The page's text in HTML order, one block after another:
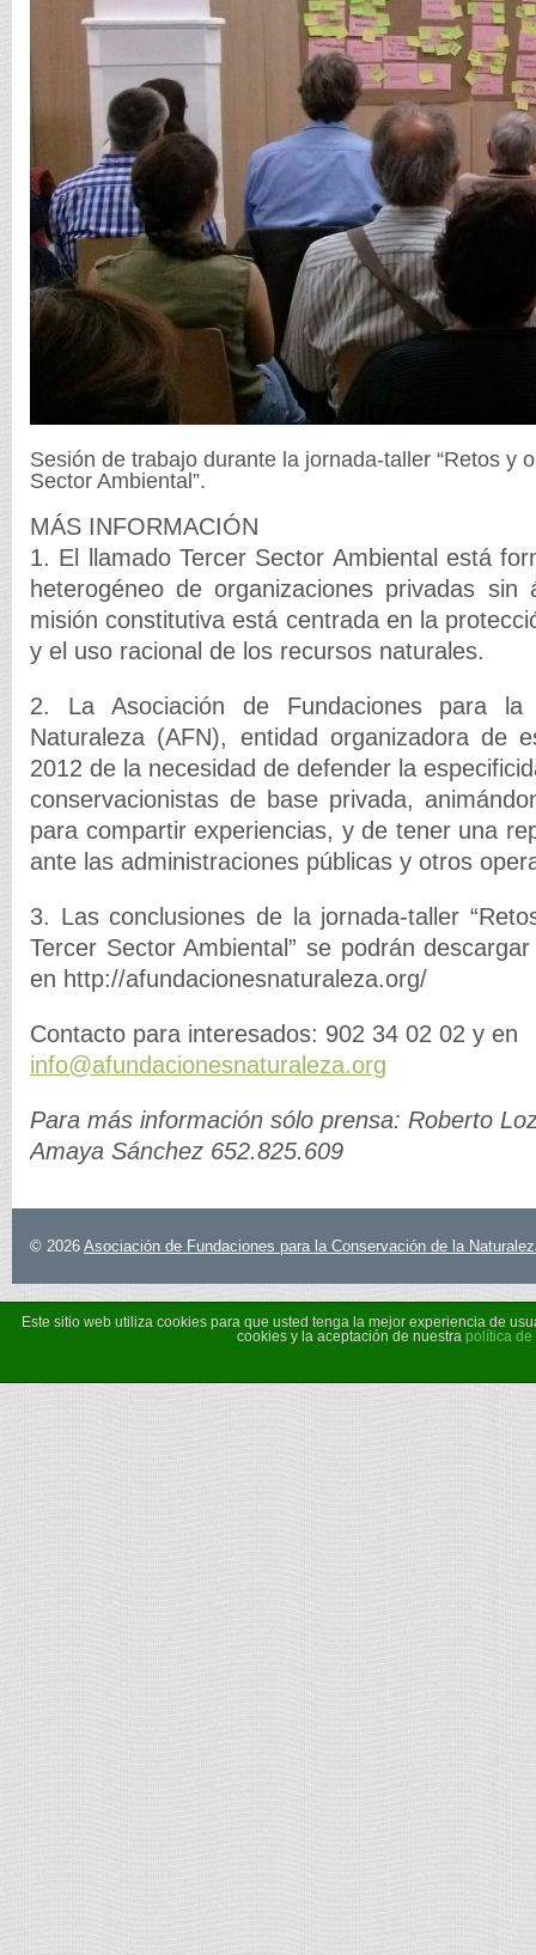
Sesión de trabajo durante la jornada-taller “Retos y
Sector Ambiental”.
MÁS INFORMACIÓN
1. El llamado Tercer Sector Ambiental está
heterogéneo de organizaciones privadas
misión constitutiva está centrada en la
y el uso racional de los recursos naturales.
2. La Asociación de Fundaciones para la
Naturaleza (AFN), entidad organizadora de
2012 de la necesidad de defender la
conservacionistas de base privada,
para compartir experiencias, y de tener una
ante las administraciones públicas y otros
3. Las conclusiones de la jornada-taller
Tercer Sector Ambiental” se podrán
en http://afundacionesnaturaleza.org/
Contacto para interesados: 902 34 02 02 y en
info@afundacionesnaturaleza.org
Para más información sólo prensa: Roberto
Amaya Sánchez 652.825.609
© 2026 Asociación de Fundaciones para la Conservación de la
Este sitio web utiliza cookies para que usted tenga la mejor experiencia de
cookies y la aceptación de nuestra política